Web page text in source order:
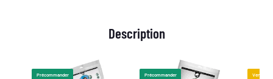
Description
Précommander Précommander Vente %